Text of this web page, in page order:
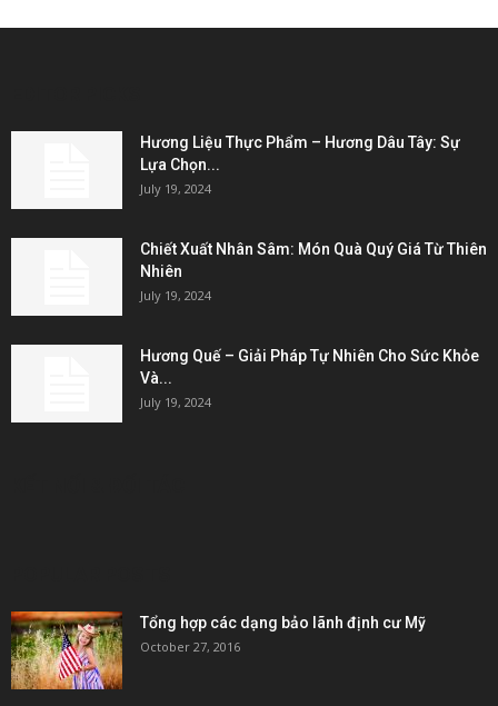
Hương Liệu Thực Phẩm – Hương Dâu Tây: Sự
Lựa Chọn...
July 19, 2024
Chiết Xuất Nhân Sâm: Món Quà Quý Giá Từ Thiên
Nhiên
July 19, 2024
Hương Quế – Giải Pháp Tự Nhiên Cho Sức Khỏe
Và...
July 19, 2024
Tổng hợp các dạng bảo lãnh định cư Mỹ
October 27, 2016